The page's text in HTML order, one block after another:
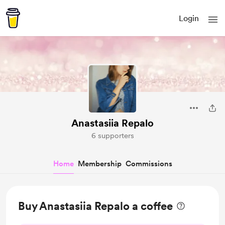
Login
Anastasiia Repalo
6 supporters
Home Membership Commissions
Buy Anastasiia Repalo a coffee